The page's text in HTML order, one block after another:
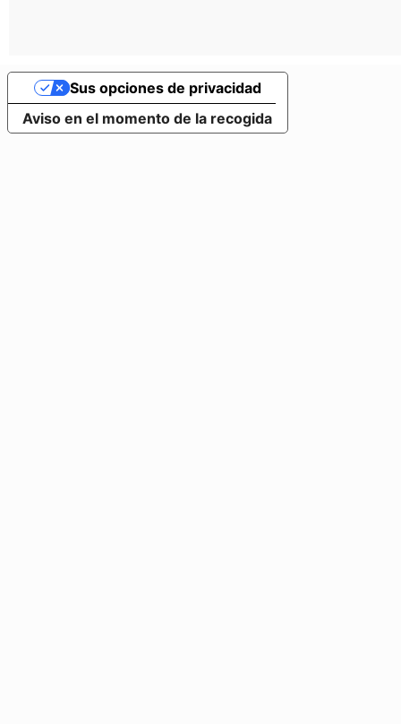
Aviso en el momento de la recogida
Sus opciones de privacidad